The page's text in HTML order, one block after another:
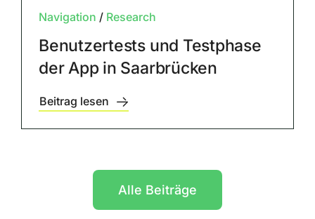
Navigation / Research
Benutzertests und Testphase
der App in Saarbrücken
Beitrag lesen
Alle Beiträge